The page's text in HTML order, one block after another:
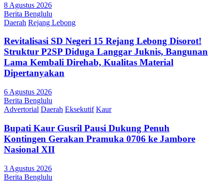
8 Agustus 2026
Berita Benglulu
Daerah Rejang Lebong
Revitalisasi SD Negeri 15 Rejang Lebong Disorot!
Struktur P2SP Diduga Langgar Juknis, Bangunan
Lama Kembali Direhab, Kualitas Material
Dipertanyakan
6 Agustus 2026
Berita Benglulu
Advertorial Daerah Eksekutif Kaur
Bupati Kaur Gusril Pausi Dukung Penuh
Kontingen Gerakan Pramuka 0706 ke Jambore
Nasional XII
3 Agustus 2026
Berita Benglulu